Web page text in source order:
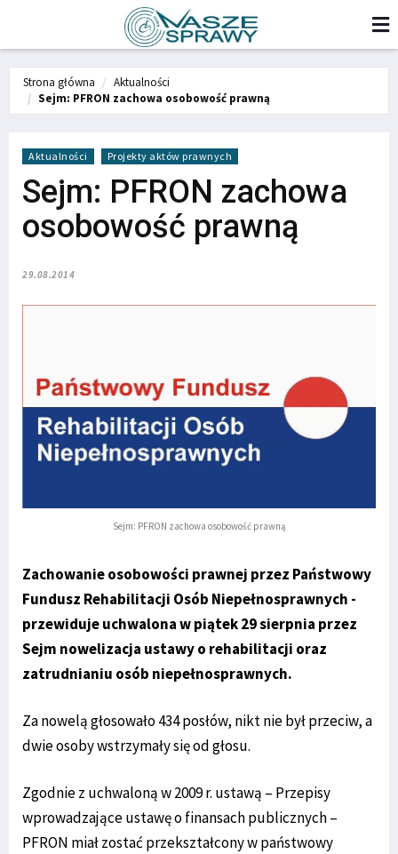
Strona główna
Aktualności
Sejm: PFRON zachowa osobowość prawną
Aktualności Projekty aktów prawnych
Sejm: PFRON zachowa
osobowość prawną
29.08.2014
Sejm: PFRON zachowa osobowość prawną
Zachowanie osobowości prawnej przez Państwowy
Fundusz Rehabilitacji Osób Niepełnosprawnych -
przewiduje uchwalona w piątek 29 sierpnia przez
Sejm nowelizacja ustawy o rehabilitacji oraz
zatrudnianiu osób niepełnosprawnych.
Za nowelą głosowało 434 posłów, nikt nie był przeciw, a
dwie osoby wstrzymały się od głosu.
Zgodnie z uchwaloną w 2009 r. ustawą – Przepisy
wprowadzające ustawę o finansach publicznych –
PFRON miał zostać przekształcony w państwowy